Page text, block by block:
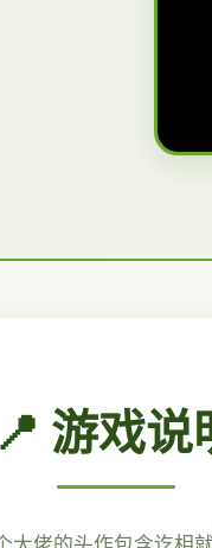
📍 游戏说